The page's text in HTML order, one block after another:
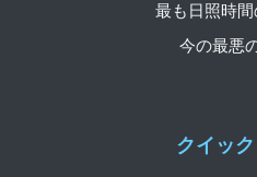
クイッ
最も日照時
今の最悪